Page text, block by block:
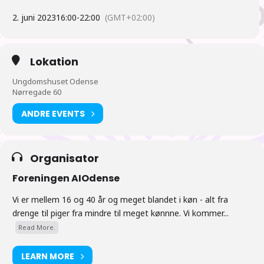
16:00 Der åbnes
18:00 Nyheder fra Japan, med kommende animer, figurer og
hvad der ellers rør sig der over.
Tiderne er vejledende
2. juni 202316:00-22:00 (GMT+02:00)
Lokation
Ungdomshuset Odense
Nørregade 60
ANDRE EVENTS
Organisator
Foreningen AIOdense
Vi er mellem 16 og 40 år og meget blandet i køn - alt fra
drenge til piger fra mindre til meget kønnne. Vi kommer...
Read More.
LEARN MORE